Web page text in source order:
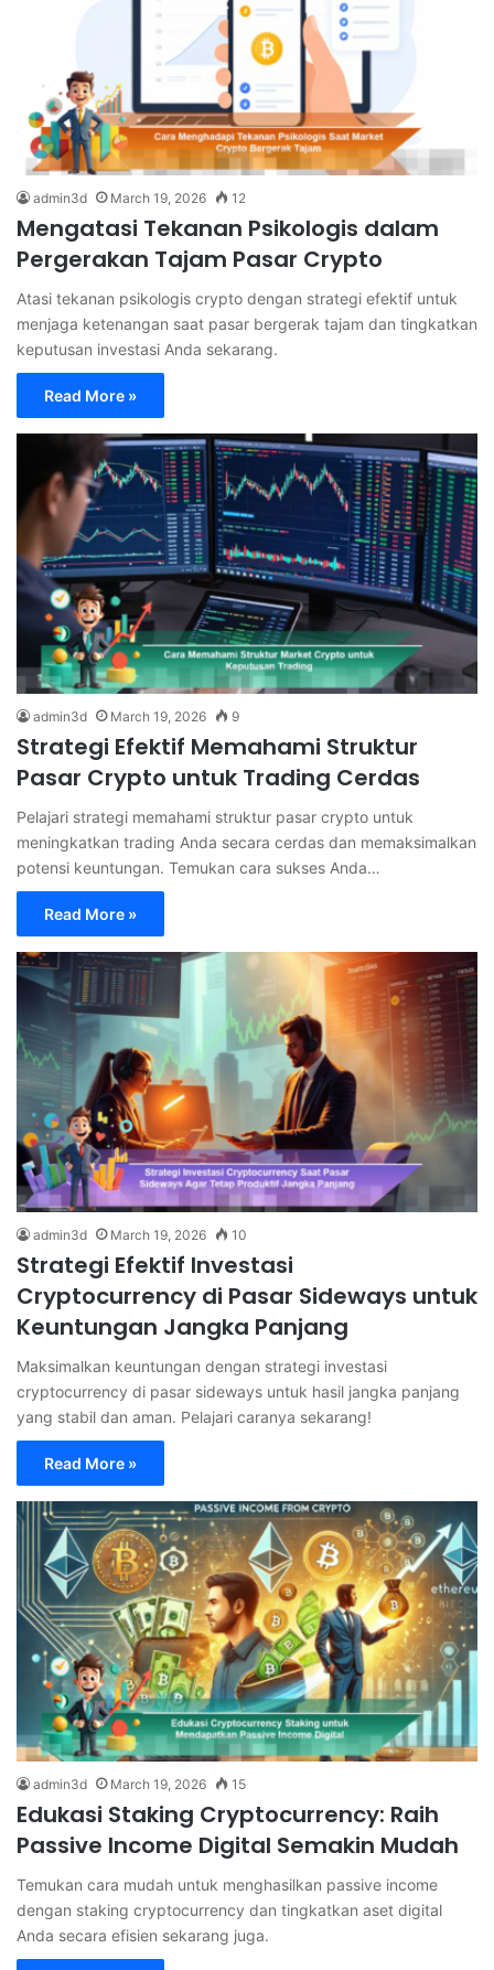
admin3d March 19, 2026 12
Mengatasi Tekanan Psikologis dalam
Pergerakan Tajam Pasar Crypto
Atasi tekanan psikologis crypto dengan strategi efektif untuk
menjaga ketenangan saat pasar bergerak tajam dan tingkatkan
keputusan investasi Anda sekarang.
Read More »
admin3d March 19, 2026 9
Strategi Efektif Memahami Struktur
Pasar Crypto untuk Trading Cerdas
Pelajari strategi memahami struktur pasar crypto untuk
meningkatkan trading Anda secara cerdas dan memaksimalkan
potensi keuntungan. Temukan cara sukses Anda…
Read More »
admin3d March 19, 2026 10
Strategi Efektif Investasi
Cryptocurrency di Pasar Sideways untuk
Keuntungan Jangka Panjang
Maksimalkan keuntungan dengan strategi investasi
cryptocurrency di pasar sideways untuk hasil jangka panjang
yang stabil dan aman. Pelajari caranya sekarang!
Read More »
admin3d March 19, 2026 15
Edukasi Staking Cryptocurrency: Raih
Passive Income Digital Semakin Mudah
Temukan cara mudah untuk menghasilkan passive income
dengan staking cryptocurrency dan tingkatkan aset digital
Anda secara efisien sekarang juga.